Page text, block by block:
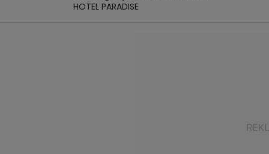
HOTEL PARADISE